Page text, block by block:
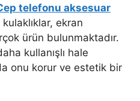
telefonu aksesuar
ekran
ürün bulunmaktadır.
kullanışlı hale
onu korur ve estetik bir